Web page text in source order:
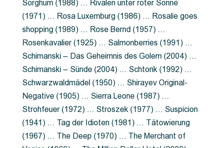
Sorghum (1988) … Rivalen unter roter Sonne
(1971) … Rosa Luxemburg (1986) … Rosalie goes
shopping (1989) … Rose Bernd (1957) …
Rosenkavalier (1925) … Salmonberries (1991) …
Schimanski – Das Geheimnis des Golem (2004) …
Schimanski – Sünde (2004) … Schtonk (1992) …
Schwarzwaldmädel (1950) … Shirayev Original-
Negative (1905) … Sierra Leone (1987) …
Strohfeuer (1972) … Stroszek (1977) … Suspicion
(1941) … Tag der Idioten (1981) … Tätowierung
(1967) … The Deep (1970) … The Merchant of